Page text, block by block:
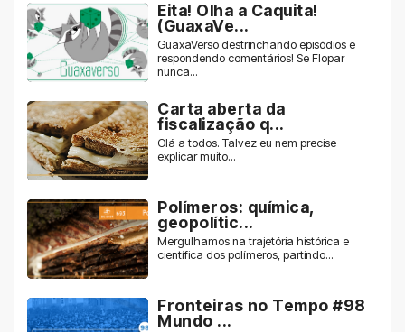
Eita! Olha a Caquita!
(GuaxaVe...
GuaxaVerso destrinchando episódios e
respondendo comentários! Se Flopar
nunca...
Carta aberta da
fiscalização q...
Olá a todos. Talvez eu nem precise
explicar muito...
Polímeros: química,
geopolític...
Mergulhamos na trajetória histórica e
científica dos polímeros, partindo...
Fronteiras no Tempo #98
Mundo ...